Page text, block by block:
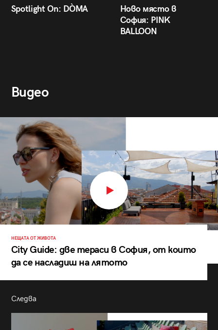
Spotlight On: DÒMA
Ново място в
София: PINK
BALLOON
Видео
НЕЩАТА ОТ ЖИВОТА
City Guide: две тераси в София, от които
да се насладиш на лятото
Следва